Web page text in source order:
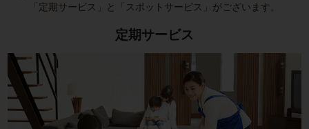
「定期サービス」と「スポットサービス」がございます。
定期サービス